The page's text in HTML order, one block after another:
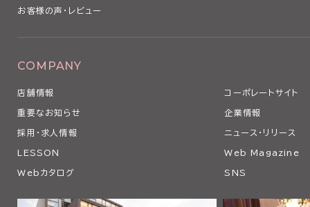
お客様の声・レビュー
COMPANY
店舗情報 コーポレートサイト
重要なお知らせ 企業情報
採用・求人情報 ニュース・リリース
LESSON Web Magazine
Webカタログ SNS